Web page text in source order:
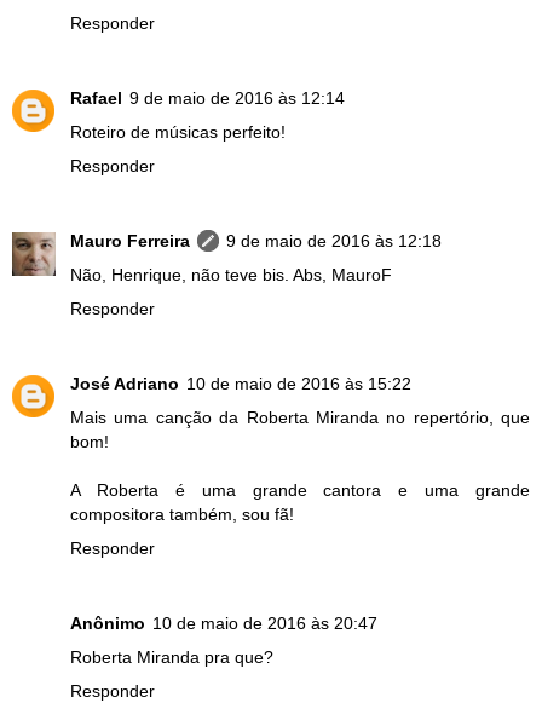
Responder
Rafael 9 de maio de 2016 às 12:14
Roteiro de músicas perfeito!
Responder
Mauro Ferreira
9 de maio de 2016 às 12:18
Não, Henrique, não teve bis. Abs, MauroF
Responder
José Adriano 10 de maio de 2016 às 15:22
Mais uma canção da Roberta Miranda no repertório, que
bom!
A Roberta é uma grande cantora e uma grande
compositora também, sou fã!
Responder
Anônimo 10 de maio de 2016 às 20:47
Roberta Miranda pra que?
Responder